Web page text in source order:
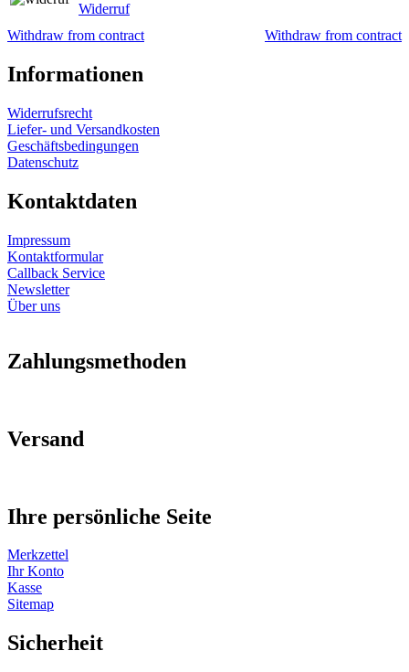
Widerruf
Withdraw from contract
Withdraw from contract
Informationen
Widerrufsrecht
Liefer- und Versandkosten
Geschäftsbedingungen
Datenschutz
Kontaktdaten
Impressum
Kontaktformular
Callback Service
Newsletter
Über uns
Zahlungsmethoden
Versand
Ihre persönliche Seite
Merkzettel
Ihr Konto
Kasse
Sitemap
Sicherheit